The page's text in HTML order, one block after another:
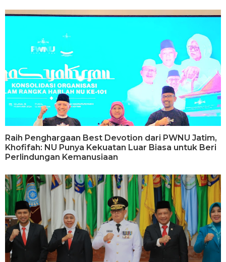
Raih Penghargaan Best Devotion dari PWNU Jatim,
Khofifah: NU Punya Kekuatan Luar Biasa untuk Beri
Perlindungan Kemanusiaan